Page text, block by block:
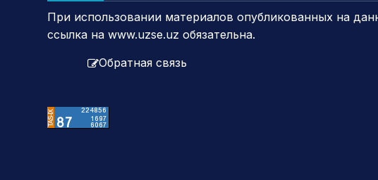
При использовании материалов опубликованных на
ссылка на www.uzse.uz обязательна.
Обратная связь